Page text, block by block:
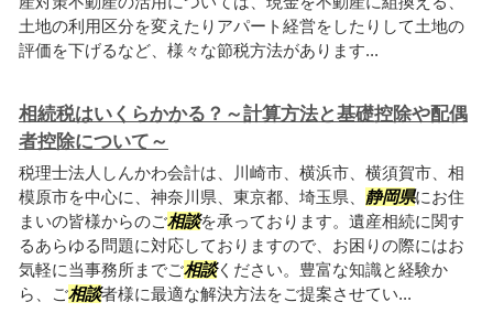
土地の利用区分を変えたりアパート経営をしたりして土地の
評価を下げるなど、様々な節税方法があります...
相続税はいくらかかる？～計算方法と基礎控除や配偶
者控除について～
税理士法人しんかわ会計は、川崎市、横浜市、横須賀市、相
模原市を中心に、神奈川県、東京都、埼玉県、 静岡県にお住
まいの皆様からのご相談を承っております。遺産相続に関す
るあらゆる問題に対応しておりますので、お困りの際にはお
気軽に当事務所までご相談ください。豊富な知識と経験か
ら、ご相談者様に最適な解決方法をご提案させてい...